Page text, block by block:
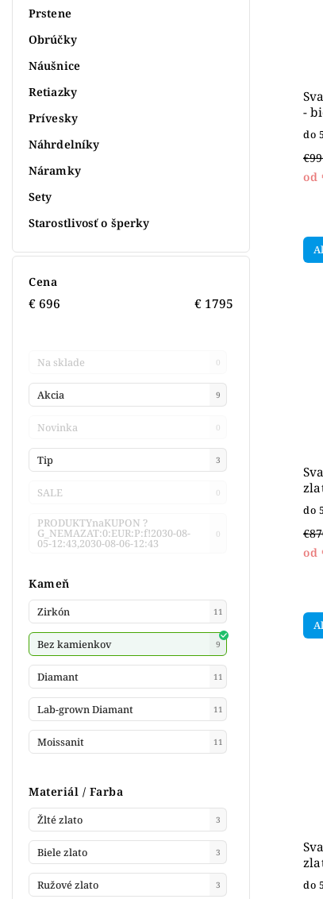
Prstene
Obrúčky
Náušnice
Retiazky
Prívesky
Náhrdelníky
Náramky
Sety
Starostlivosť o šperky
Cena
€696 € 1795
Na sklade 0
Akcia 9
Novinka 0
Tip 3
SALE 0
PRODUKTYnaKUPON ?
G_NEMAZAT:0:EUR:P:f!2030-08-
05-12:43,2030-08-06-12:43
0
Kameň
Zirkón 11
Bez kamienkov 9
Diamant 11
Lab-grown Diamant 11
Moissanit 11
Materiál / Farba
Žlté zlato 3
Biele zlato 3
Ružové zlato 3
-
do
od
do
od
do